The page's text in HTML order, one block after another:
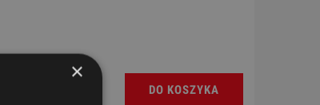
DO KOSZYKA
×